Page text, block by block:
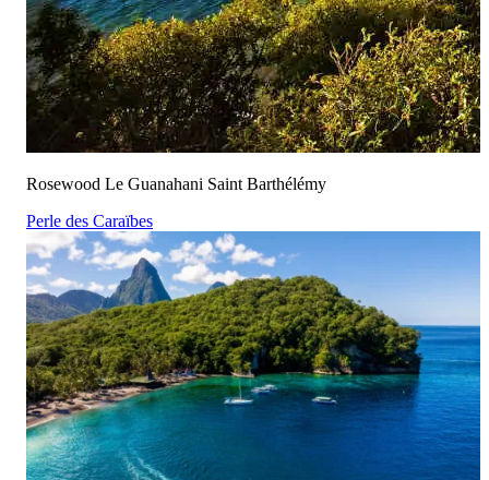
Rosewood Le Guanahani Saint Barthélémy
Perle des Caraïbes